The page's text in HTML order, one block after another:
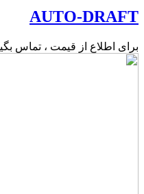
AUTO-DRAFT
برای اطلاع از قیمت ، تماس